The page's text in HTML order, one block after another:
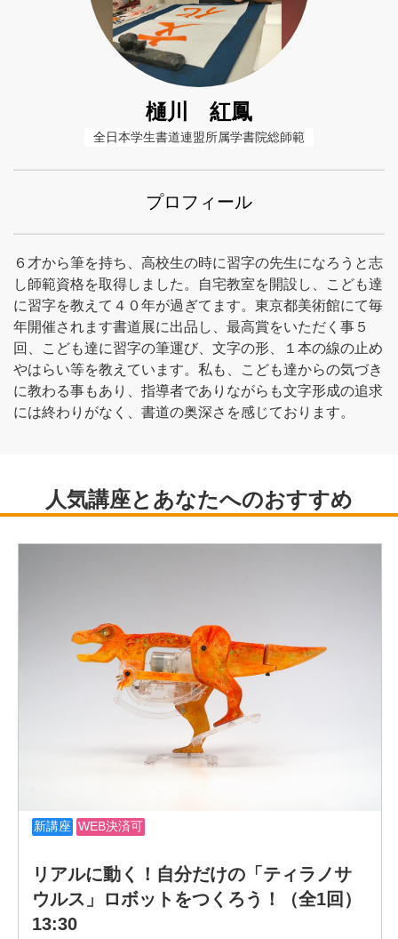
樋川 紅鳳
全日本学生書道連盟所属学書院総師範
プロフィール
６才から筆を持ち、高校生の時に習字の先生になろうと志
し師範資格を取得しました。自宅教室を開設し、こども達
に習字を教えて４０年が過ぎてます。東京都美術館にて毎
年開催されます書道展に出品し、最高賞をいただく事５
回、こども達に習字の筆運び、文字の形、１本の線の止め
やはらい等を教えています。私も、こども達からの気づき
に教わる事もあり、指導者でありながらも文字形成の追求
には終わりがなく、書道の奥深さを感じております。